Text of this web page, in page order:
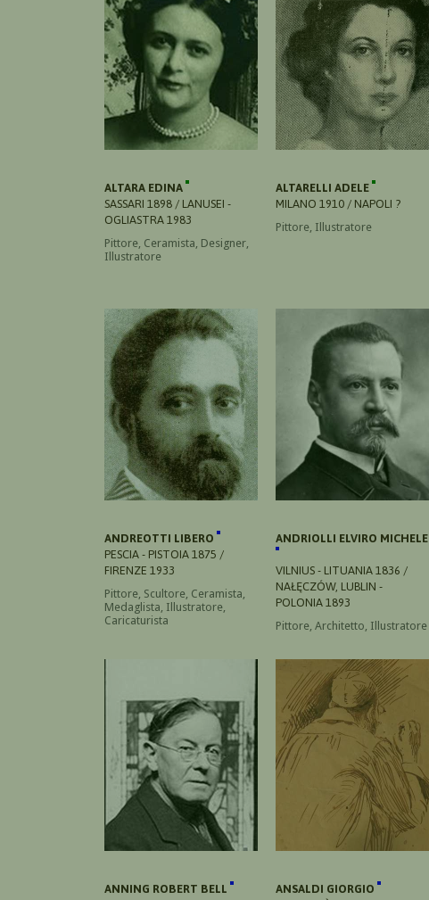
ALTARA EDINA
SASSARI 1898 / LANUSEI -
OGLIASTRA 1983
Pittore, Ceramista, Designer,
Illustratore
ALTARELLI ADELE
MILANO 1910 / NAPOLI ?
Pittore, Illustratore
ANDREOTTI LIBERO
PESCIA - PISTOIA 1875 /
FIRENZE 1933
Pittore, Scultore, Ceramista,
Medaglista, Illustratore,
Caricaturista
ANDRIOLLI ELVIRO MICHELE
VILNIUS - LITUANIA 1836 /
NAŁĘCZÓW, LUBLIN -
POLONIA 1893
Pittore, Architetto, Illustratore
ANNING ROBERT BELL
ANSALDI GIORGIO